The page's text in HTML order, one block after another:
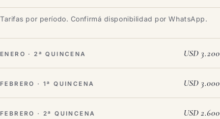
Tarifas por período. Confirmá disponibilidad por WhatsApp.
ENERO · 2ª QUINCENA USD 3.200
FEBRERO · 1ª QUINCENA USD 3.000
FEBRERO · 2ª QUINCENA USD 2.600